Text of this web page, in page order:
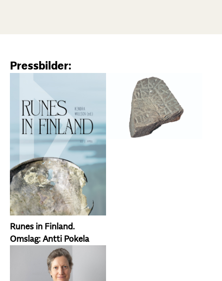
Runes in Finland.
Omslag: Antti Pokela